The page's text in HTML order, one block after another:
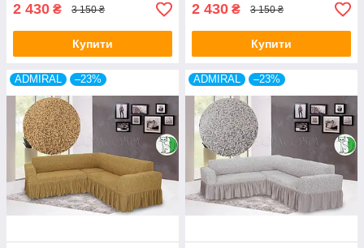
2 430 ₴ 3 150 ₴
Купити
2 430 ₴ 3 150 ₴
Купити
ADMIRAL –23% ADMIRAL –23%